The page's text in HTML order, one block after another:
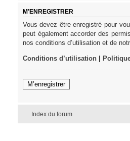
M’ENREGISTRER
Vous devez être enregistré pour
peut également accorder des
nos conditions d’utilisation et de
Conditions d’utilisation|
M’enregistrer
Index du forum